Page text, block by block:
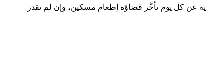
عن كل يوم تأخَّر قضاؤه إطعام مسكين، وإن لم تقدر